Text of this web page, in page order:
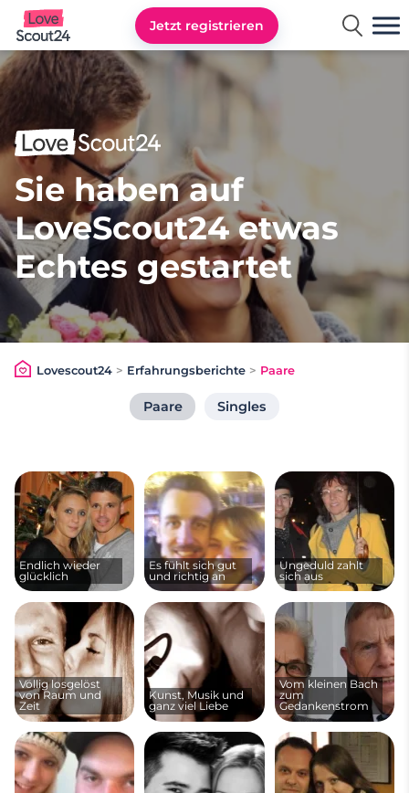
Lovescout24
Jetzt registrieren
Sie haben auf
LoveScout24 etwas
Echtes gestartet
Lovescout24> Erfahrungsberichte > Paare
Paare Singles
Endlich wieder
glücklich
Es fühlt sich gut
und richtig an
Ungeduld zahlt
sich aus
Völlig losgelöst
von Raum und
Zeit
Kunst, Musik und
ganz viel Liebe
Vom kleinen Bach
zum
Gedankenstrom